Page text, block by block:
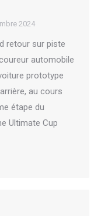
2024
retour sur piste
automobile
prototype
au cours
étape du
Ultimate Cup